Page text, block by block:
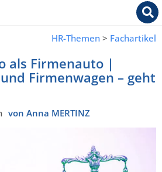
HR-Themen > Fachartikel
als Firmenauto |
Firmenwagen – geht
von Anna MERTINZ